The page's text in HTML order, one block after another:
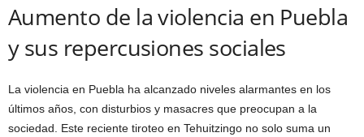
Aumento de la violencia en Puebla
y sus repercusiones sociales
La violencia en Puebla ha alcanzado niveles alarmantes en los
últimos años, con disturbios y masacres que preocupan a la
sociedad. Este reciente tiroteo en Tehuitzingo no solo suma un